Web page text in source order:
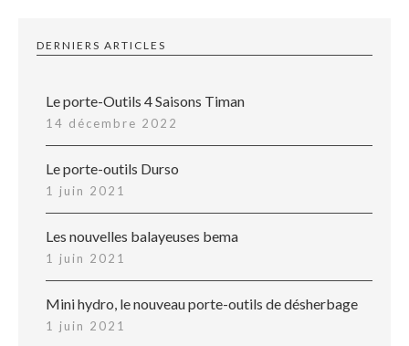
DERNIERS ARTICLES
Le porte-Outils 4 Saisons Timan
14 décembre 2022
Le porte-outils Durso
1 juin 2021
Les nouvelles balayeuses bema
1 juin 2021
Mini hydro, le nouveau porte-outils de désherbage
1 juin 2021